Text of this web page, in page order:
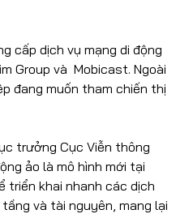
cấp dịch vụ mạng di động
Group và Mobicast. Ngoài
đang muốn tham chiến thị
trưởng Cục Viễn thông
ảo là mô hình mới tại
triển khai nhanh các dịch
và tài nguyên, mang lại